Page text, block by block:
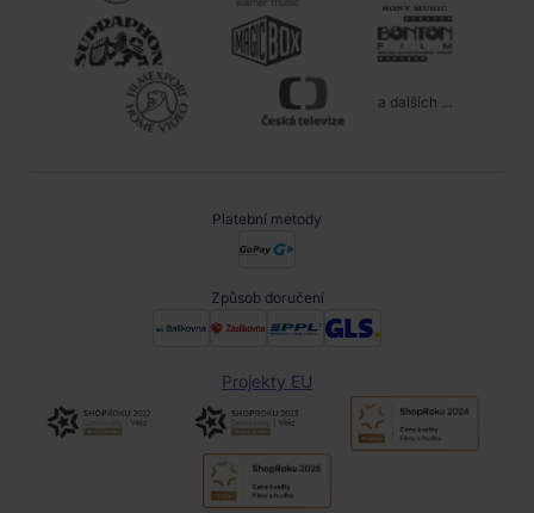
a dalších ...
Platební metody
Způsob doručení
Projekty EU